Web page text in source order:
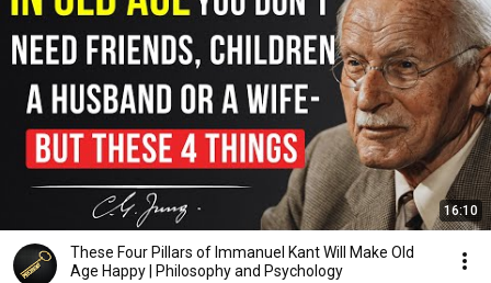
16:10
These Four Pillars of Immanuel Kant Will Make Old
Age Happy | Philosophy and Psychology